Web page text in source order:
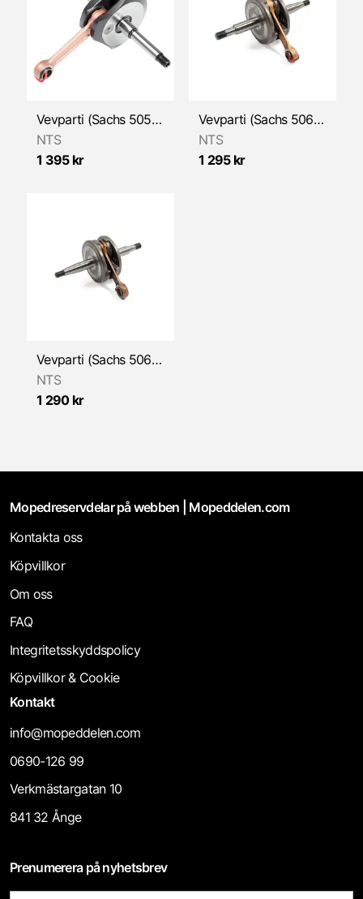
Vevparti (Sachs 505 1/2/3-växlad)
NTS
1 395 kr
Vevparti (Sachs 506/3) NTS
NTS
1 295 kr
Vevparti (Sachs 506/4) NTS
NTS
1 290 kr
Mopedreservdelar på webben | Mopeddelen.com
Kontakta oss
Köpvillkor
Om oss
FAQ
Integritetsskyddspolicy
Köpvillkor & Cookie
Kontakt
info@mopeddelen.com
0690-126 99
Verkmästargatan 10
841 32 Ånge
Prenumerera på nyhetsbrev